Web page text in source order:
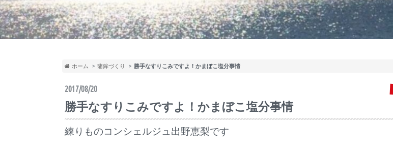
ホーム 蒲鉾づくり 勝手なすりこみですよ！かまぼこ塩分事情
2017/08/20
勝手なすりこみですよ！かまぼこ塩分事情
練りものコンシェルジュ出野恵梨です